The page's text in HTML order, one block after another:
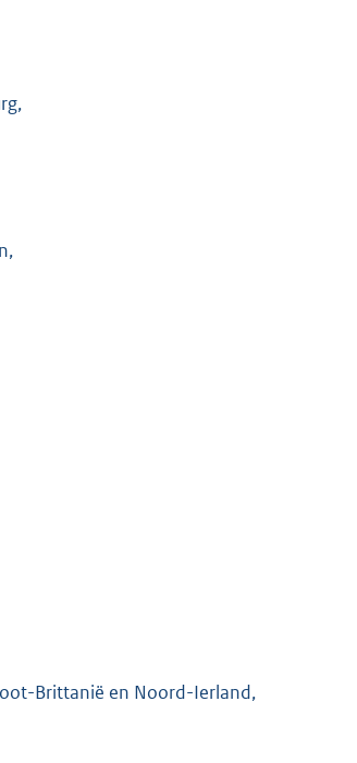
Brittanië en Noord-Ierland,